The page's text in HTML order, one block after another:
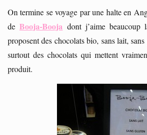
On termine se voyage par une halte en
deBooja-Booja dont j’aime beaucoup
proposent des chocolats bio, sans lait,
surtout des chocolats qui mettent
produit.